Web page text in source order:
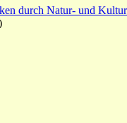
durch Natur- und